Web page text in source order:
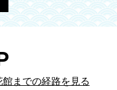
までの経路を見る